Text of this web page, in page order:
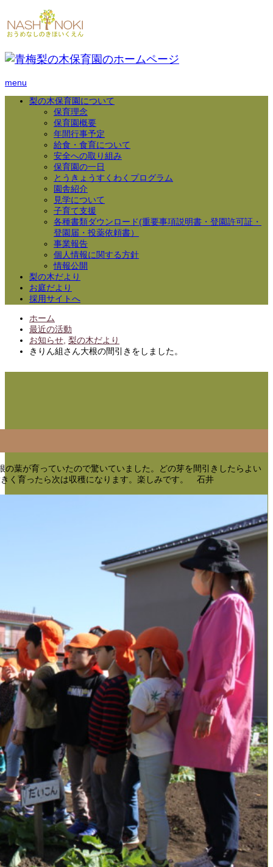
menu
梨の木保育園について
保育理念
保育園概要
年間行事予定
給食・食育について
安全への取り組み
保育園の一日
とうきょうすくわくプログラム
園舎紹介
見学について
子育て支援
各種書類ダウンロード(重要事項説明書・登園許可証・
登園届・投薬依頼書）
事業報告
個人情報に関する方針
情報公開
梨の木だより
お庭だより
採用サイトへ
ホーム
最近の活動
お知らせ 梨の木だより
きりん組さん大根の間引きをしました。
葉が育っていたので驚いていました。どの芽を間引きしたらよい
く育ったら次は収穫になります。楽しみです。 石井